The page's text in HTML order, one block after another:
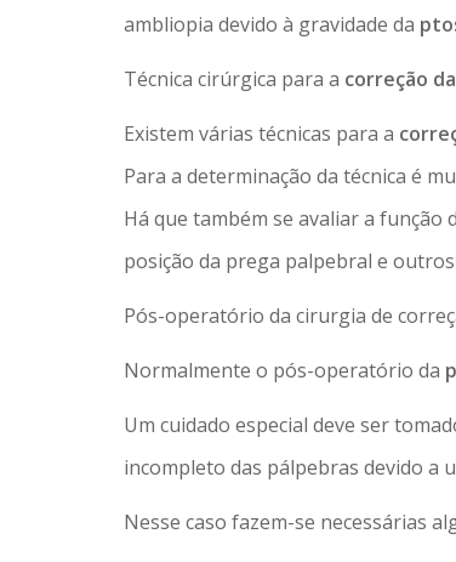
ambliopia devido à gravidade da
Técnica cirúrgica para a correção
Existem várias técnicas para a
Para a determinação da técnica é
Há que também se avaliar a
posição da prega palpebral e
Pós-operatório da cirurgia de
Normalmente o pós-operatório da
Um cuidado especial deve ser
incompleto das pálpebras devido a
Nesse caso fazem-se necessárias